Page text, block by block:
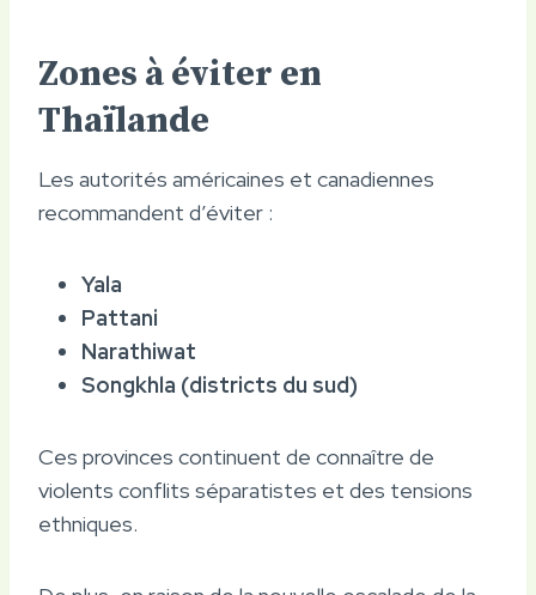
Zones à éviter en
Thaïlande
Les autorités américaines et canadiennes
recommandent d’éviter :
Yala
Pattani
Narathiwat
Songkhla (districts du sud)
Ces provinces continuent de connaître de
violents conflits séparatistes et des tensions
ethniques.